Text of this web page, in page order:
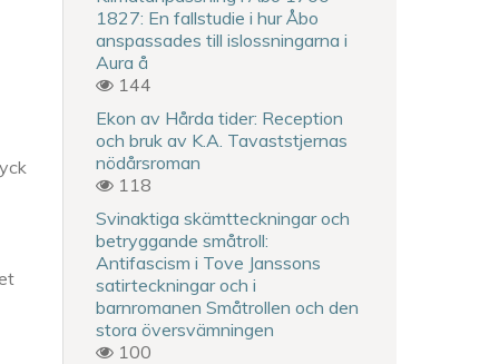
1827: En fallstudie i hur Åbo
anspassades till islossningarna i
Aura å
144
Ekon av Hårda tider: Reception
och bruk av K.A. Tavaststjernas
nödårsroman
118
Svinaktiga skämtteckningar och
betryggande småtroll:
Antifascism i Tove Janssons
satirteckningar och i
barnromanen Småtrollen och den
stora översvämningen
100